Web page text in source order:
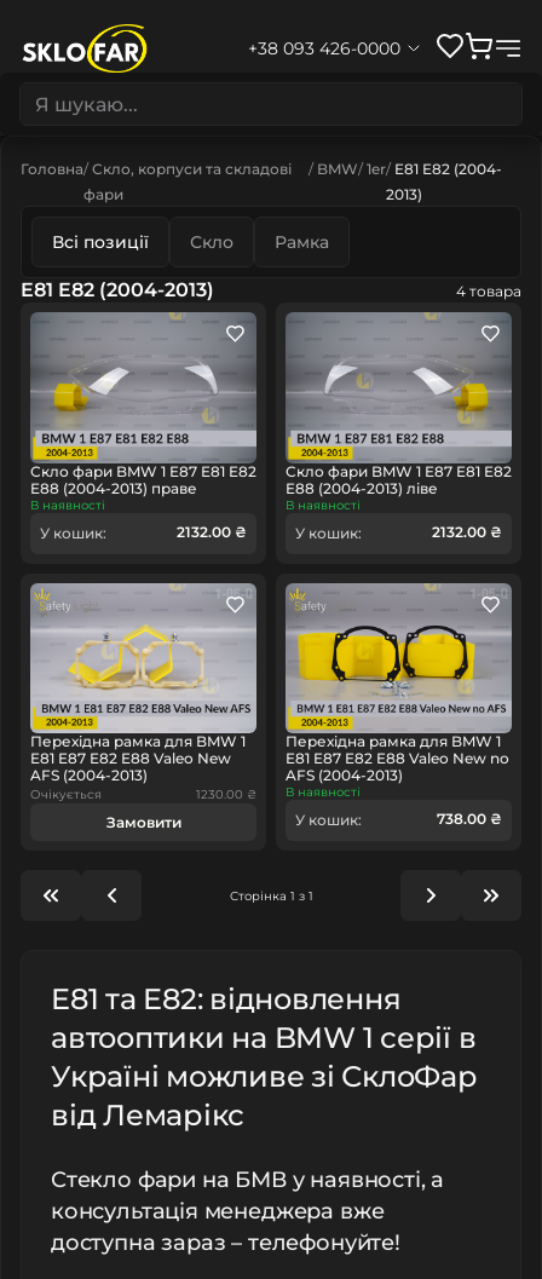
+38 093 426-0000
Головна Скло, корпуси та складові
фари
BMW 1er E81 E82 (2004-
2013)
Всі позиції Скло Рамка
E81 E82 (2004-2013) 4 товара
Скло фари BMW 1 E87 E81 E82
E88 (2004-2013) праве
В наявності
У кошик: 2132.00 ₴
Скло фари BMW 1 E87 E81 E82
E88 (2004-2013) ліве
В наявності
У кошик: 2132.00 ₴
Перехідна рамка для BMW 1
E81 E87 E82 E88 Valeo New
AFS (2004-2013)
Очікується 1230.00 ₴
Замовити
Перехідна рамка для BMW 1
E81 E87 E82 E88 Valeo New no
AFS (2004-2013)
В наявності
У кошик: 738.00 ₴
Сторінка 1 з 1
E81 та E82: відновлення
автооптики на BMW 1 серії в
Україні можливе зі СклоФар
від Лемарікс
Стекло фари на БМВ у наявності, а
консультація менеджера вже
доступна зараз – телефонуйте!